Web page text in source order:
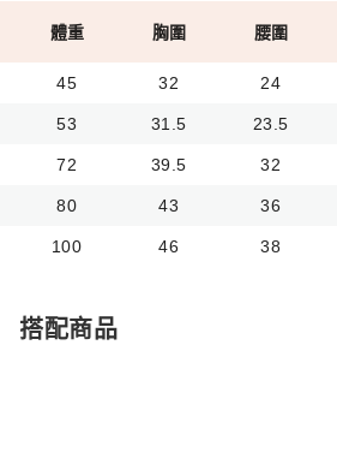
體重 胸圍 腰圍
45 32 24
53 31.5 23.5
72 39.5 32
80 43 36
100 46 38
搭配商品